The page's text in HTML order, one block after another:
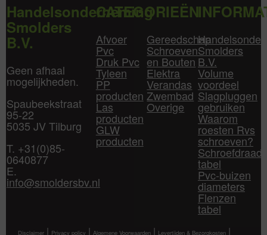
Handelsonderneming
Smolders
B.V.
Geen afhaal
mogelijkheden.
Spaubeekstraat
95-22
5035 JV Tilburg
T. +31(0)85-
0640877
E.
info@smoldersbv.nl
CATEGORIEËN
Afvoer
Pvc
Druk Pvc
Tyleen
PP
producten
Las
producten
GLW
producten
Gereedschap
Schroeven
en Bouten
Elektra
Verandas
Zwembad
Overige
Smolders
B.V.
Volume
voordeel
Slagpluggen
gebruiken
Waarom
roesten Rvs
schroeven?
Schroefdraad
tabel
Pvc-buizen
diameters
Flenzen
tabel
Disclaimer | Privacy policy | Algemene Voorwaarden | Levertijden & Bezorgkosten |